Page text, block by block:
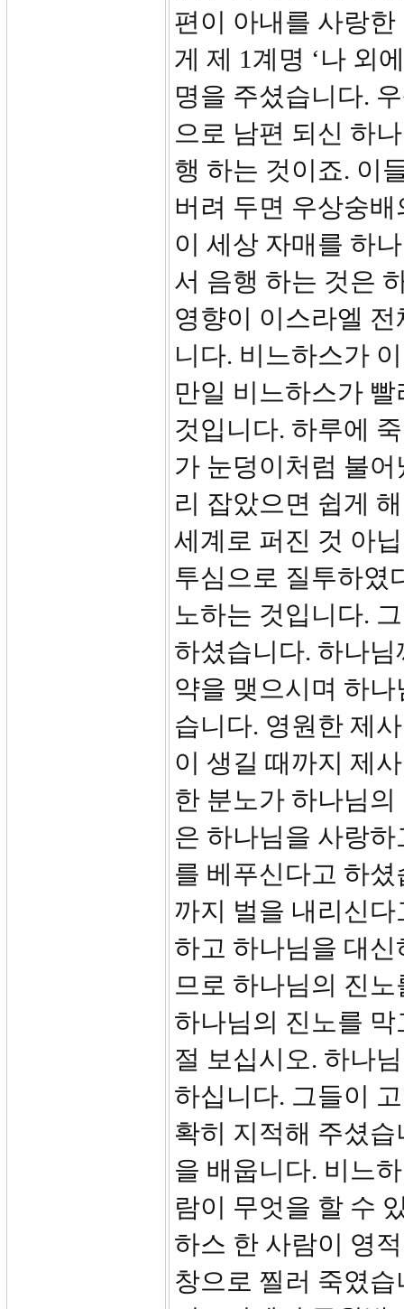
편이 아내를 사랑
게 제 1계명 ‘나 외
명을 주셨습니다.
으로 남편 되신 하
행 하는 것이죠. 이
버려 두면 우상숭
이 세상 자매를 하
서 음행 하는 것은
영향이 이스라엘
니다. 비느하스가
만일 비느하스가
것입니다. 하루에
가 눈덩이처럼 불
리 잡았으면 쉽게
세계로 퍼진 것 아
투심으로 질투하였
노하는 것입니다.
하셨습니다. 하나
약을 맺으시며 하
습니다. 영원한 제
이 생길 때까지 제
한 분노가 하나님
은 하나님을 사랑
를 베푸신다고 하
까지 벌을 내리신
하고 하나님을 대
므로 하나님의 진
하나님의 진노를
절 보십시오. 하나
하십니다. 그들이
확히 지적해 주셨
을 배웁니다. 비느
람이 무엇을 할 수
하스 한 사람이 영
창으로 찔러 죽였